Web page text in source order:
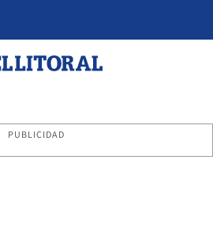
PUBLICIDAD